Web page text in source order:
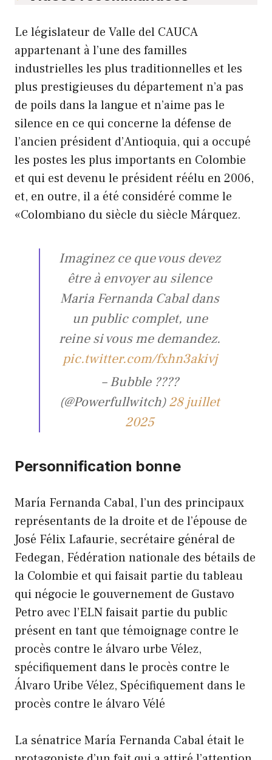
Le législateur de Valle del CAUCA
appartenant à l’une des familles
industrielles les plus traditionnelles et les
plus prestigieuses du département n’a pas
de poils dans la langue et n’aime pas le
silence en ce qui concerne la défense de
l’ancien président d’Antioquia, qui a occupé
les postes les plus importants en Colombie
et qui est devenu le président réélu en 2006,
et, en outre, il a été considéré comme le
«Colombiano du siècle du siècle Márquez.
Imaginez ce que vous devez
être à envoyer au silence
Maria Fernanda Cabal dans
un public complet, une
reine si vous me demandez.
pic.twitter.com/fxhn3akivj
– Bubble ????
(@Powerfullwitch)28 juillet
2025
Personnification bonne
María Fernanda Cabal, l’un des principaux
représentants de la droite et de l’épouse de
José Félix Lafaurie, secrétaire général de
Fedegan, Fédération nationale des bétails de
la Colombie et qui faisait partie du tableau
qui négocie le gouvernement de Gustavo
Petro avec l’ELN faisait partie du public
présent en tant que témoignage contre le
procès contre le álvaro urbe Vélez,
spécifiquement dans le procès contre le
Álvaro Uribe Vélez, Spécifiquement dans le
procès contre le álvaro Vélé
La sénatrice María Fernanda Cabal était le